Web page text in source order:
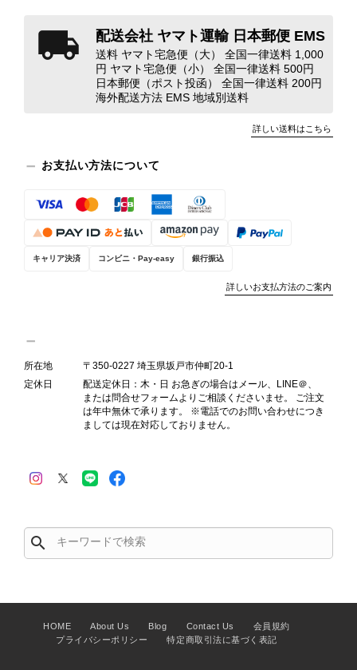
映しております。 ご不快な思いをさ
れた中で、率直なご意見をお寄せいた
だきましたことに感謝申し上げます。
今回のご指摘を重く受け止め、まずは
商品の状態を丁寧に確認させていただ
態が確認された場合には、当店の検品
検品方法と状態の伝え方を改めて見直
す。 オンラインでも安心して商品を
態確認とご案内に努めてまいります。
商品が直ぐに届きました。思った以上に素敵なお品でした。また
ご縁が有りましたら宜しくお願い致します。
た以上に素敵なお品でした」とのお言
葉をいただき、スタッフ一同とても嬉
商品やご不明な点などございました
ら、いつでもお気軽にご相談くださ
配送会社 ヤマト運輸 日本郵便 EMS
送料 ヤマト宅急便（大） 全国一律送料 1,000
円 ヤマト宅急便（小） 全国一律送料 500円
日本郵便（ポスト投函） 全国一律送料 200円
海外配送方法 EMS 地域別送料
詳しい送料はこちら
お支払い方法について
キャリア決済 コンビニ・Pay-easy 銀行振込
詳しいお支払方法のご案内
所在地
〒350-0227 埼玉県坂戸市仲町20-1
定休日
配送定休日：木・日 お急ぎの場合はメール、LINE＠、
または問合せフォームよりご相談くださいませ。 ご注文
は年中無休で承ります。 ※電話でのお問い合わせにつき
ましては現在対応しておりません。
search
HOME About Us Blog Contact Us
会員規約
プライバシーポリシー
特定商取引法に基づく表記